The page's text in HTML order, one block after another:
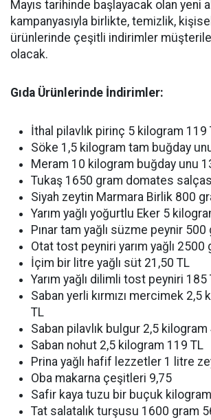
Mayıs tarihinde başlayacak olan yeni
kampanyasıyla birlikte, temizlik,
ürünlerinde çeşitli indirimler
olacak.
Gıda Ürünlerinde İndirimler:
İthal pilavlık pirinç 5 kilogram 119
Söke 1,5 kilogram tam buğday
Meram 10 kilogram buğday unu
Tukaş 1650 gram domates
Siyah zeytin Marmara Birlik 800
Yarım yağlı yoğurtlu Eker 5
Pınar tam yağlı süzme peynir
Otat tost peyniri yarım yağlı 2500
İçim bir litre yağlı süt 21,50 TL
Yarım yağlı dilimli tost peyniri 185
Saban yerli kırmızı mercimek 2,5
TL
Saban pilavlık bulgur 2,5 kilogram
Saban nohut 2,5 kilogram 119 TL
Prina yağlı hafif lezzetler 1 litre
Oba makarna çeşitleri 9,75
Safir kaya tuzu bir buçuk
Tat salatalık turşusu 1600 gram